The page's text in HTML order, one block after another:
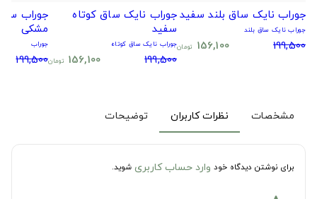
جوراب نایک ساق بلند سفید
جوراب نایک ساق بلند
199,500
156,100 تومان
جوراب نایک ساق کوتاه
سفید
جوراب نایک ساق کوتاه
199,500
156,100 تومان
جوراب
مشکی
جوراب
199,500
مشخصات نظرات کاربران توضیحات
برای نوشتن دیدگاه خود وارد حساب کاربری شوید.